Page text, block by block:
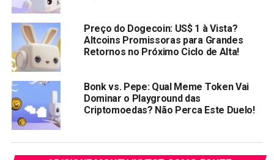
circulando, mas outros analistas são mais otimistas,
dizendo que isso é apenas uma retração normal antes do
halving do Bitcoin.
A beleza do preço do BNB é que é uma moeda de
utilidade e os volumes de negociação do BNB são altos,
então mesmo quando os preços caem, o BNB sempre
será um investimento sólido. O preço do BNB seguirá
naturalmente os altos e baixos do mercado, mas enquanto
lugar nenhum.
Preço do Dogecoin: US$ 1 à Vista?
Altcoins Promissoras para Grandes
Retornos no Próximo Ciclo de Alta!
Bonk vs. Pepe: Qual Meme Token Vai
Dominar o Playground das
Criptomoedas? Não Perca Este Duelo!